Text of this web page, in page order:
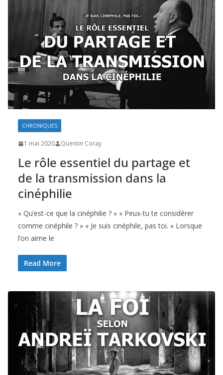
CHRONIQUES
1 mai 2020 Quentin Coray
Le rôle essentiel du partage et
de la transmission dans la
cinéphilie
« Qu’est-ce que la cinéphilie ? » « Peux-tu te considérer
comme cinéphile ? » « Je suis cinéphile, pas toi. » Lorsque
l’on aime le
Read More